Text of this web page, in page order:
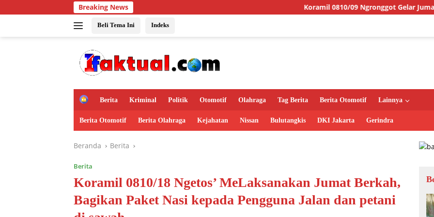
ke
Breaking News Koramil 0810/09 Ngronggot Gelar Jumat Berkah,
Beli Tema Ini Indeks
H
m
e
Berita Kriminal Politik Otomotif Olahraga Tag Berita Berita Otomotif Lainnya
Berita Otomotif Berita Olahraga Kejahatan Nissan Bulutangkis DKI Jakarta Gerindra
Beranda Berita
Berita
Koramil 0810/18 Ngetos’ MeLaksanakan Jumat Berkah,
Bagikan Paket Nasi kepada Pengguna Jalan dan petani